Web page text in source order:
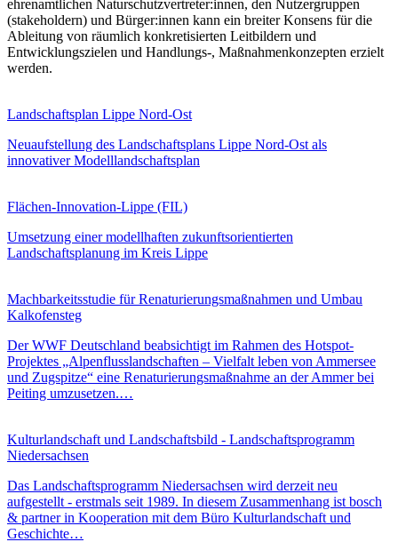
ehrenamtlichen Naturschutzvertreter:innen, den Nutzergruppen
(stakeholdern) und Bürger:innen kann ein breiter Konsens für die
Ableitung von räumlich konkretisierten Leitbildern und
Entwicklungszielen und Handlungs-, Maßnahmenkonzepten erzielt
werden.
Landschaftsplan Lippe Nord-Ost
Neuaufstellung des Landschaftsplans Lippe Nord-Ost als
innovativer Modelllandschaftsplan
Flächen-Innovation-Lippe (FIL)
Umsetzung einer modellhaften zukunftsorientierten
Landschaftsplanung im Kreis Lippe
Machbarkeitsstudie für Renaturierungsmaßnahmen und Umbau
Kalkofensteg
Der WWF Deutschland beabsichtigt im Rahmen des Hotspot-
Projektes „Alpenflusslandschaften – Vielfalt leben von Ammersee
und Zugspitze“ eine Renaturierungsmaßnahme an der Ammer bei
Peiting umzusetzen.…
Kulturlandschaft und Landschaftsbild - Landschaftsprogramm
Niedersachsen
Das Landschaftsprogramm Niedersachsen wird derzeit neu
aufgestellt - erstmals seit 1989. In diesem Zusammenhang ist bosch
& partner in Kooperation mit dem Büro Kulturlandschaft und
Geschichte…